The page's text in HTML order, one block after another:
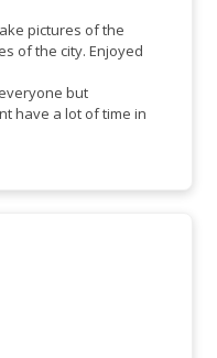
pictures of the
of the city. Enjoyed
but
have a lot of time in